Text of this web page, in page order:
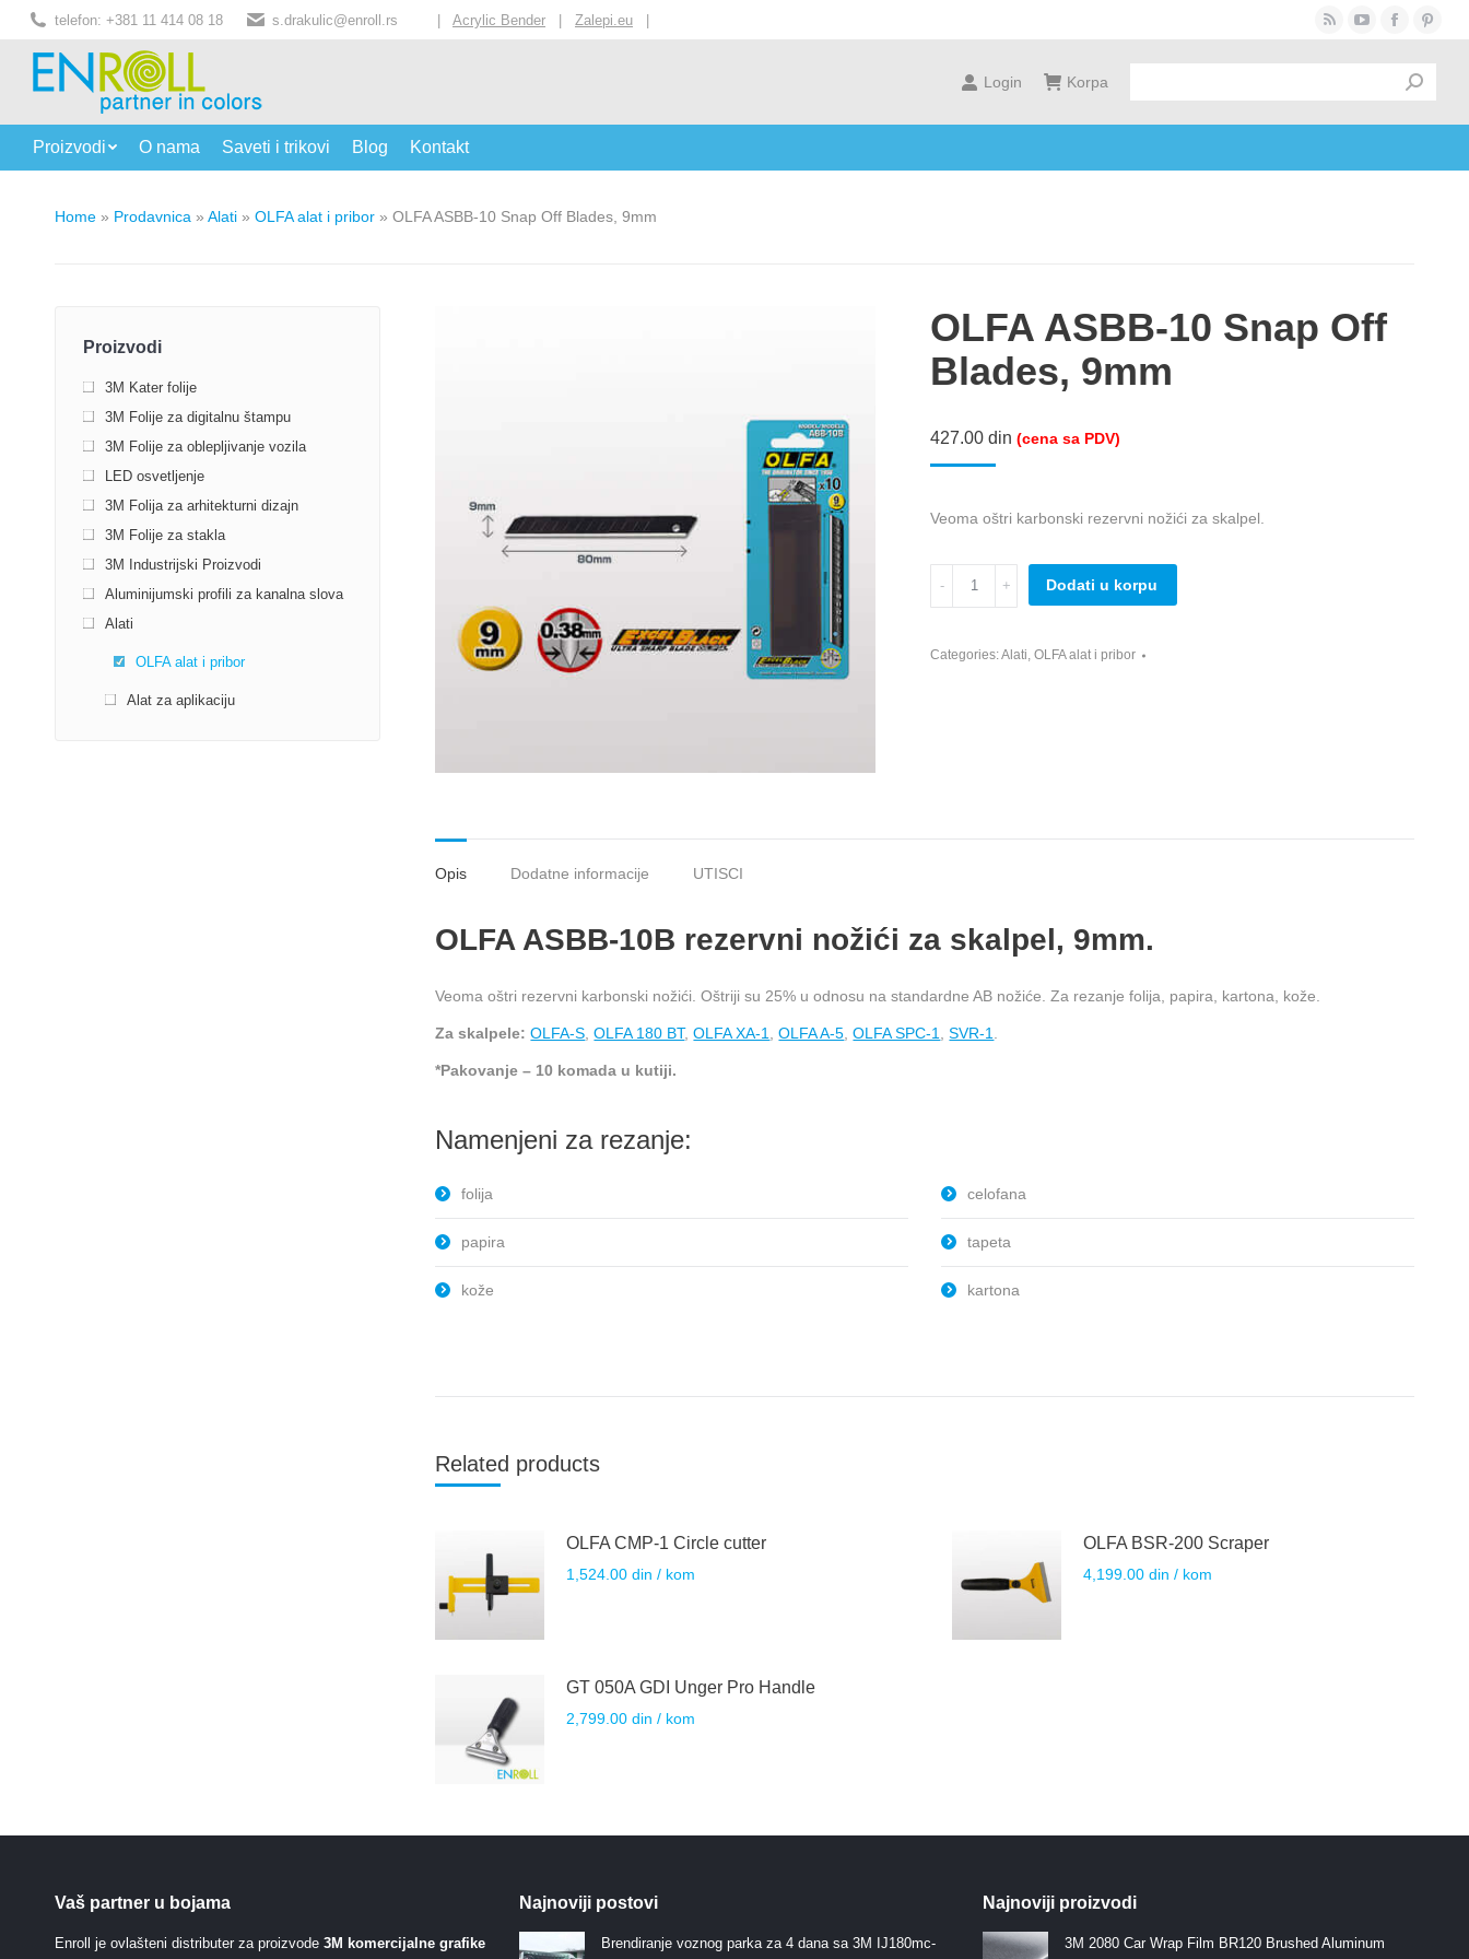
telefon: +381 11 414 08 18 s.drakulic@enroll.rs | Acrylic Bender | Zalepi.eu |
window
YouTube
window
Facebook
opens
window
Login Korpa
Proizvodi O nama Saveti i trikovi Blog Kontakt
Home » Prodavnica » Alati » OLFA alat i pribor » OLFA ASBB-10 Snap Off Blades, 9mm
OLFA ASBB-10 Snap Off
Blades, 9mm
427.00din (cena sa PDV)
Veoma oštri karbonski rezervni nožići za skalpel.
Snap
Dodati u korpu
Categories:Alati,OLFA alat i pribor
Opis Dodatne informacije UTISCI
OLFA ASBB-10B rezervni nožići za skalpel, 9mm.
Veoma oštri rezervni karbonski nožići. Oštriji su 25% u odnosu na standardne AB nožiće. Za rezanje folija, papira, kartona, kože.
Za skalpele:OLFA-S ,OLFA 180 BT,OLFA XA-1 ,OLFA A-5 ,OLFA SPC-1 ,SVR-1
*Pakovanje – 10 komada u kutiji.
Namenjeni za rezanje:
folija
papira
kože
celofana
tapeta
kartona
Related products
OLFA CMP-1 Circle cutter
1,524.00din / kom
OLFA BSR-200 Scraper
4,199.00din / kom
GT 050A GDI Unger Pro Handle
2,799.00din / kom
Proizvodi
3M Kater folije
3M Folije za digitalnu štampu
3M Folije za oblepljivanje vozila
LED osvetljenje
3M Folija za arhitekturni dizajn
3M Folije za stakla
3M Industrijski Proizvodi
Aluminijumski profili za kanalna slova
Alati
OLFA alat i pribor
Alat za aplikaciju
Vaš partner u bojama
Enroll je ovlašteni distributer za proizvode 3M komercijalne grafike
Najnoviji postovi
Brendiranje voznog parka za 4 dana sa 3M IJ180mc-
Najnoviji proizvodi
3M 2080 Car Wrap Film BR120 Brushed Aluminum